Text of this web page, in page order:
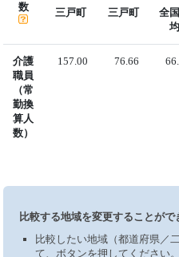
数
三戸町
三戸町
全
均
介護
職員
（常
勤換
算人
数）
157.00 76.66
比較する地域を変更することがで
比較したい地域（都道府県／
て、ボタンを押してください。